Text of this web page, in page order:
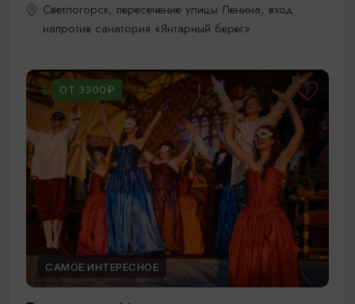
Светлогорск, пересечение улицы Ленина, вход
напротив санатория «Янтарный берег»
ОТ 3300₽
САМОЕ ИНТЕРЕСНОЕ